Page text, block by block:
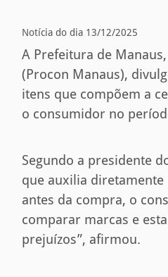
Notícia do dia 13/12/2025
A Prefeitura de
(Procon Manaus),
itens que compõem a
o consumidor no
Segundo a presidente
que auxilia diretamente
antes da compra, o
comparar marcas e
prejuízos”, afirmou.